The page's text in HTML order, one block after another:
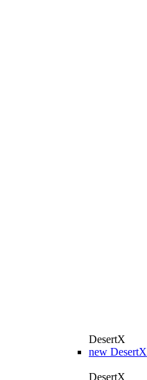
DesertX
new DesertX
DesertX